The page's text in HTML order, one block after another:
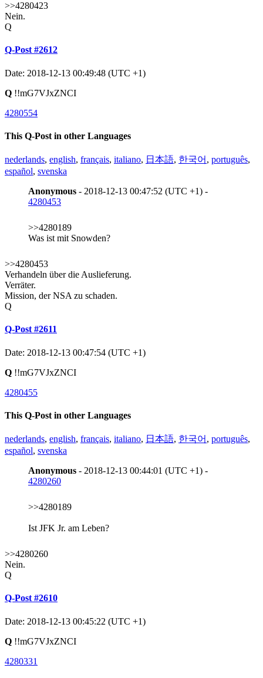
>>4280423
Nein.
Q
Q-Post #2612
Date: 2018-12-13 00:49:48 (UTC +1)
Q !!mG7VJxZNCI
4280554
This Q-Post in other Languages
nederlands, english, français, italiano, 日本語, 한국어 , português,
español, svenska
Anonymous - 2018-12-13 00:47:52 (UTC +1) -
4280453
>>4280189
Was ist mit Snowden?
>>4280453
Verhandeln über die Auslieferung.
Verräter.
Mission, der NSA zu schaden.
Q
Q-Post #2611
Date: 2018-12-13 00:47:54 (UTC +1)
Q !!mG7VJxZNCI
4280455
This Q-Post in other Languages
nederlands, english, français, italiano, 日本語, 한국어 , português,
español, svenska
Anonymous - 2018-12-13 00:44:01 (UTC +1) -
4280260
>>4280189
Ist JFK Jr. am Leben?
>>4280260
Nein.
Q
Q-Post #2610
Date: 2018-12-13 00:45:22 (UTC +1)
Q !!mG7VJxZNCI
4280331